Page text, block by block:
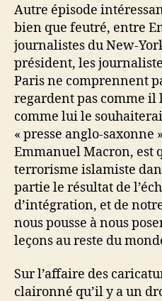
Autre épisode
bien que feutré, entre
journalistes du New-
président, les
Paris ne comprennent
regardent pas comme il
comme lui le
« presse anglo-saxonne
Emmanuel Macron, est
terrorisme islamiste
partie le résultat de
d’intégration, et de
nous pousse à nous
leçons au reste du
Sur l’affaire des
claironné qu’il y a un